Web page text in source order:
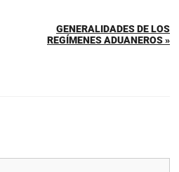
GENERALIDADES DE LOS
REGÍMENES ADUANEROS »